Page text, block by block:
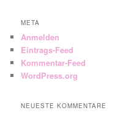
META
Anmelden
Eintrags-Feed
Kommentar-Feed
WordPress.org
NEUESTE KOMMENTARE